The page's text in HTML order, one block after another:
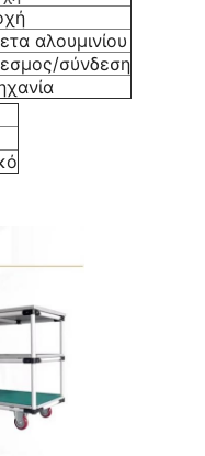
αλουμινίου
σύνδεση